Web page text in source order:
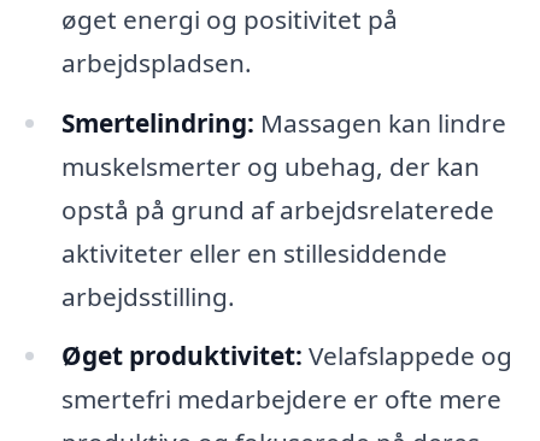
øget energi og positivitet på
arbejdspladsen.
Smertelindring: Massagen kan lindre
muskelsmerter og ubehag, der kan
opstå på grund af arbejdsrelaterede
aktiviteter eller en stillesiddende
arbejdsstilling.
Øget produktivitet: Velafslappede og
smertefri medarbejdere er ofte mere